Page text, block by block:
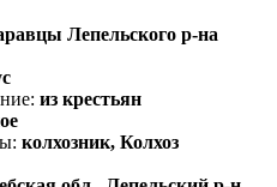
Лепельского р-на
из крестьян
колхозник, Колхоз